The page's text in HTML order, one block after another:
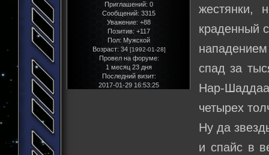
Приглашений: 0
Сообщений: 3315
Уважение: +88
Позитив: +117
Пол: Мужской
Возраст: 34 [1992-01-28]
Провел на форуме:
1 месяц 23 дня
Последний визит:
2017-01-29 16:53:25
жестянки,
краденный
спад за
Нар-
четырех
Ну да
и спайс в